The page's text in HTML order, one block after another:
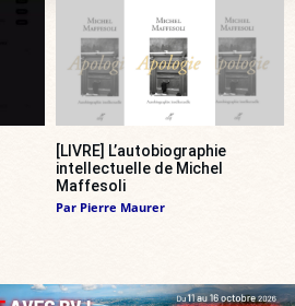
[LIVRE] L’autobiographie
intellectuelle de Michel
Maffesoli
Par Pierre Maurer